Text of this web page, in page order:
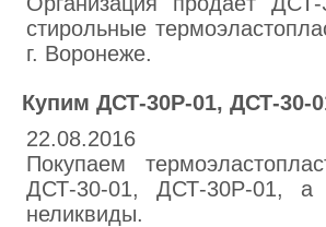
стирольные
г. Воронеже.
Купим ДСТ-30Р-01, ДСТ-30-
22.08.2016
Покупаем
ДСТ-30-01, ДСТ-30Р-01, а
неликвиды.